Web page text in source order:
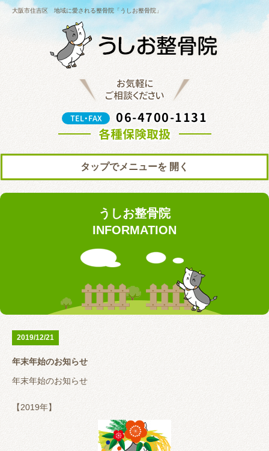
大阪市住吉区 地域に愛される整骨院「うしお整骨院」
お気軽に
ご相談ください
TEL・FAX
06-4700-1131
各種保険取扱
タップでメニューを
料金表
お知らせ
リアライン（骨盤矯正） トレーニング指導
お問い合わせ
うしお整骨院
INFORMATION
2019/12/21
年末年始のお知らせ
年末年始のお知らせ
【2019年】
12月30日（月）9：00〜13：00